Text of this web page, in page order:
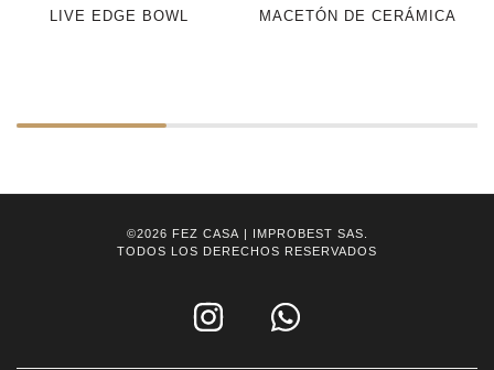
LIVE EDGE BOWL MACETÓN DE CERÁMICA
©2026 FEZ CASA | IMPROBEST SAS.
TODOS LOS DERECHOS RESERVADOS